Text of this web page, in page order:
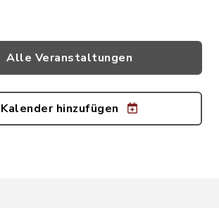
Alle Veranstaltungen
hinzufügen